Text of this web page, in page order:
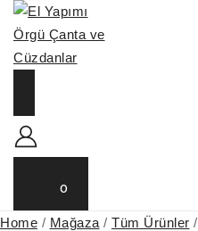
0
Home / Mağaza / Tüm Ürünler /